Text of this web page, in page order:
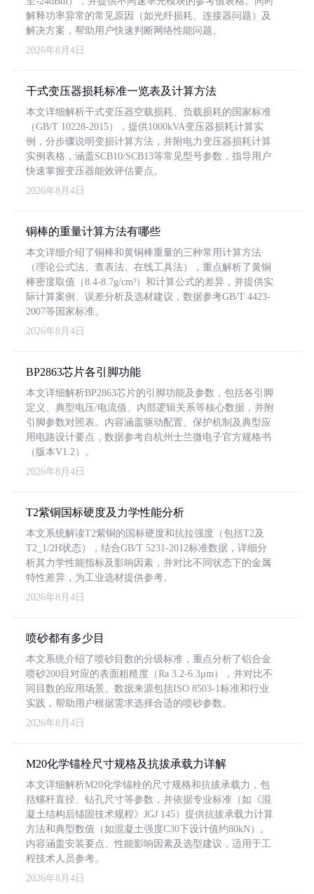
解释功率异常的常见原因（如光纤损耗、连接器问题）及
解决方案，帮助用户快速判断网络性能问题。
2026年8月4日
干式变压器损耗标准一览表及计算方法
本文详细解析干式变压器空载损耗、负载损耗的国家标准
（GB/T 10228-2015），提供1000kVA变压器损耗计算实
例，分步骤说明变损计算方法，并附电力变压器损耗计算
实例表格，涵盖SCB10/SCB13等常见型号参数，指导用户
快速掌握变压器能效评估要点。
2026年8月4日
铜棒的重量计算方法有哪些
本文详细介绍了铜棒和黄铜棒重量的三种常用计算方法
（理论公式法、查表法、在线工具法），重点解析了黄铜
棒密度取值（8.4-8.7g/cm³）和计算公式的差异，并提供实
际计算案例、误差分析及选材建议，数据参考GB/T 4423-
2007等国家标准。
2026年8月4日
BP2863芯片各引脚功能
本文详细解析BP2863芯片的引脚功能及参数，包括各引脚
定义、典型电压/电流值、内部逻辑关系等核心数据，并附
引脚参数对照表。内容涵盖驱动配置、保护机制及典型应
用电路设计要点，数据参考自杭州士兰微电子官方规格书
（版本V1.2）。
2026年8月4日
T2紫铜国标硬度及力学性能分析
本文系统解读T2紫铜的国标硬度和抗拉强度（包括T2及
T2_1/2H状态），结合GB/T 5231-2012标准数据，详细分
析其力学性能指标及影响因素，并对比不同状态下的金属
特性差异，为工业选材提供参考。
2026年8月4日
喷砂都有多少目
本文系统介绍了喷砂目数的分级标准，重点分析了铝合金
喷砂200目对应的表面粗糙度（Ra 3.2-6.3μm），并对比不
同目数的应用场景。数据来源包括ISO 8503-1标准和行业
实践，帮助用户根据需求选择合适的喷砂参数。
2026年8月4日
M20化学锚栓尺寸规格及抗拔承载力详解
本文详细解析M20化学锚栓的尺寸规格和抗拔承载力，包
括螺杆直径、钻孔尺寸等参数，并依据专业标准（如《混
凝土结构后锚固技术规程》JGJ 145）提供抗拔承载力计算
方法和典型数值（如混凝土强度C30下设计值约80kN）。
内容涵盖安装要点、性能影响因素及选型建议，适用于工
程技术人员参考。
2026年8月4日